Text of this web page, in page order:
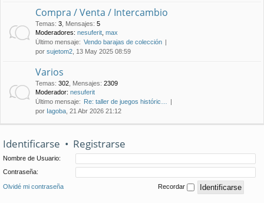
Compra / Venta / Intercambio
Temas: 3 Mensajes: 5
Moderadores: nesuferit max
Último mensaje: Vendo barajas de colección
por sujetom2 , 13 May 2025 08:59
Varios
Temas: 302 Mensajes: 2309
Moderador: nesuferit
Último mensaje: Re: taller de juegos históric…
por Iagoba , 21 Abr 2026 21:12
Identificarse • Registrarse
Nombre de Usuario:
Contraseña:
Olvidé mi contraseña Recordar